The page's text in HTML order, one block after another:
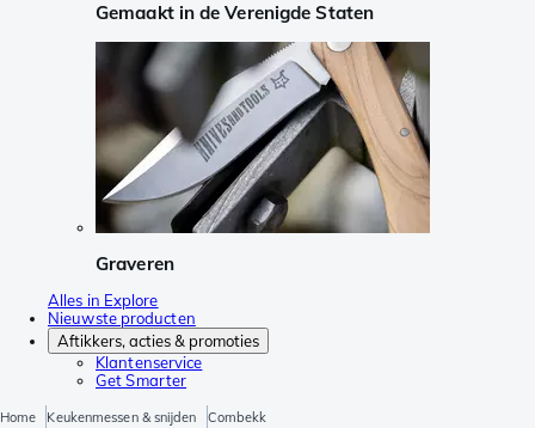
Gemaakt in de Verenigde Staten
Graveren
Alles in Explore
Nieuwste producten
Aftikkers, acties & promoties
Klantenservice
Get Smarter
Home Keukenmessen & snijden Combekk